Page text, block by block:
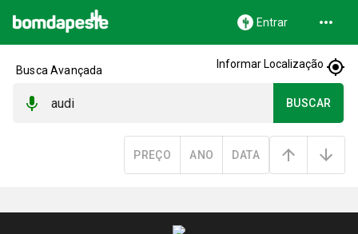
Entrar
Busca Avançada Informar Localização
BUSCAR
PREÇO ANO DATA